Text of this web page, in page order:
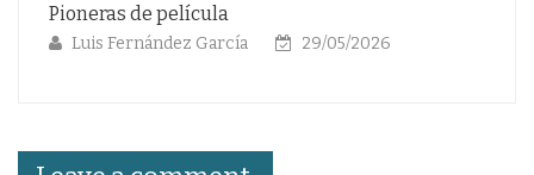
de película
Fernández García 29/05/2026